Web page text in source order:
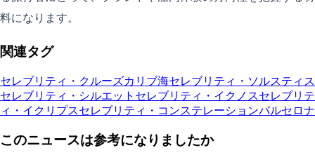
料になります。
関連タグ
セレブリティ・クルーズカリブ海セレブリティ・ソルスティス
セレブリティ・シルエット セレブリティ・イクノスセレブリテ
ィ・イクリプスセレブリティ・コンステレーションバルセロナ
このニュースは参考になりましたか